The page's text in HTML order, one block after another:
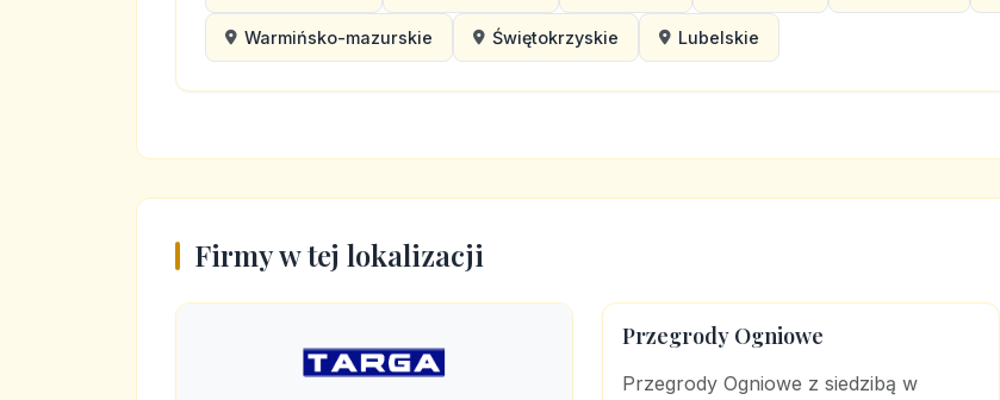
Warmińsko-mazurskie Świętokrzyskie Lubelskie
Firmy w tej lokalizacji
Przegrody Ogniowe
Przegrody Ogniowe z siedzibą w